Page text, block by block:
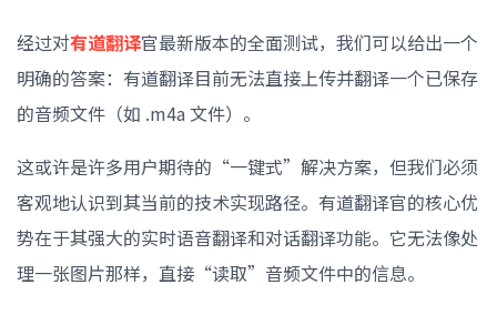
经过对有道翻译官最新版本的全面测试，我们可以给出一个
明确的答案：有道翻译目前无法直接上传并翻译一个已保存
的音频文件（如 .m4a 文件）。
这或许是许多用户期待的“一键式”解决方案，但我们必须
客观地认识到其当前的技术实现路径。有道翻译官的核心优
势在于其强大的实时语音翻译和对话翻译功能。它无法像处
理一张图片那样，直接“读取”音频文件中的信息。